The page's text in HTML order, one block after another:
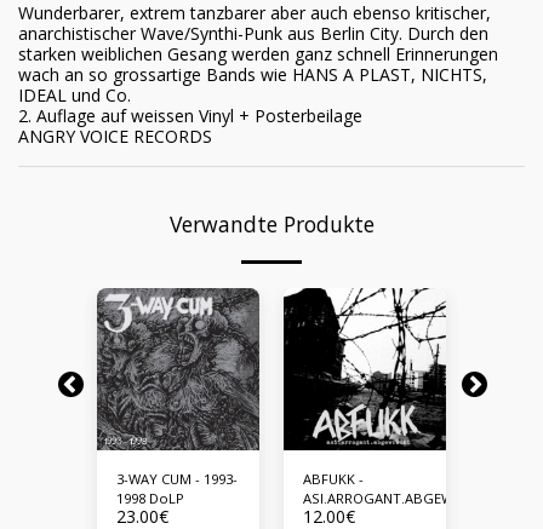
Wunderbarer, extrem tanzbarer aber auch ebenso kritischer,
anarchistischer Wave/Synthi-Punk aus Berlin City. Durch den
starken weiblichen Gesang werden ganz schnell Erinnerungen
wach an so grossartige Bands wie HANS A PLAST, NICHTS,
IDEAL und Co.
2. Auflage auf weissen Vinyl + Posterbeilage
ANGRY VOICE RECORDS
Verwandte Produkte
3-WAY CUM - 1993-
1998 DoLP
23.00€
ABFUKK -
ASI.ARROGANT.ABGEWRACKT
12.00€